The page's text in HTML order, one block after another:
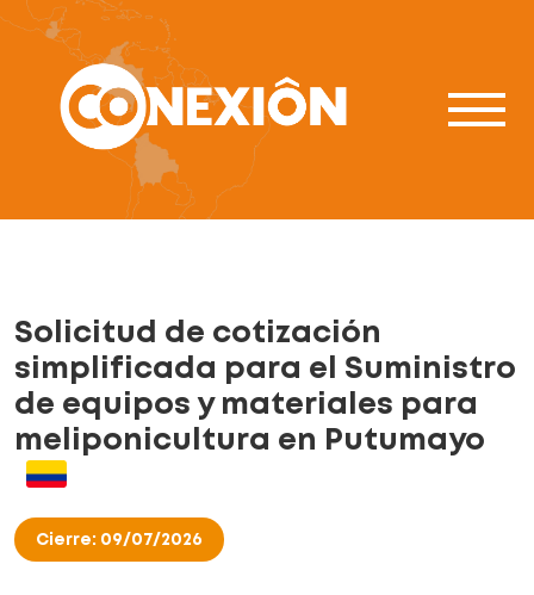
Solicitud de cotización
simplificada para el Suministro
de equipos y materiales para
meliponicultura en Putumayo
Cierre: 09/07/2026